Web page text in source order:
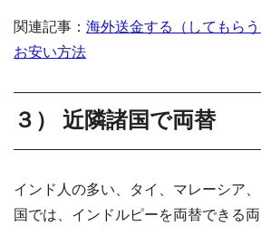
関連記事： 海外送金する（してもら
お安い方法
３） 近隣諸国で両替
インド人の多い、タイ、マレーシア
国では、インドルピーを両替できる両